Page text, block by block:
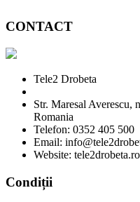
CONTACT
Tele2 Drobeta
Str. Maresal Averescu,
Romania
Telefon: 0352 405 500
Email:
Website: tele2drobeta.ro
Condiții